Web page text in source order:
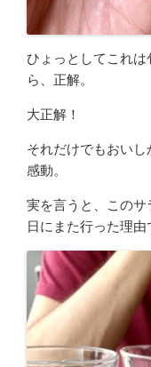
ひょっとしてこれ
ら、正解。
大正解！
それだけでもおい
感動。
実を言うと、この
日にまた行った理由